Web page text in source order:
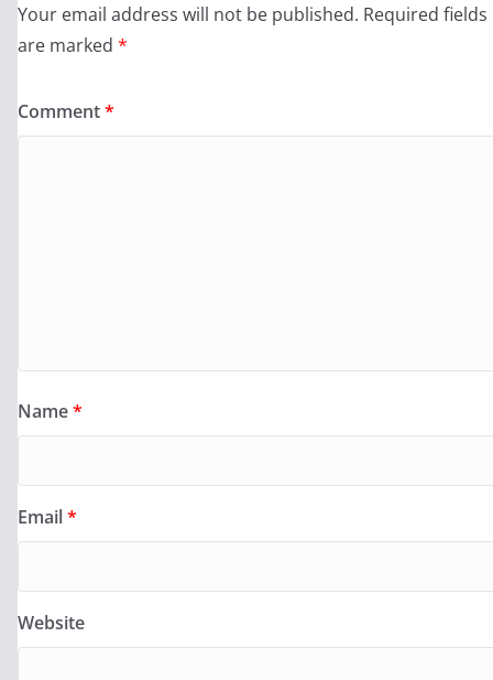
Your email address will not be published. Required fields
are marked *
Comment*
Name*
Email*
Website